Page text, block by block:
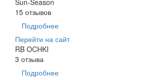
15 отзывов
Подробнее
Перейти на сайт
RB OCHKI
3 отзыва
Подробнее